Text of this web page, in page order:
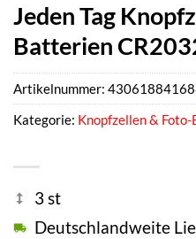
Jeden Tag
Batterien
3 st
Deutschlandweite
Artikelnummer:
Kategorie: Knopfzellen &